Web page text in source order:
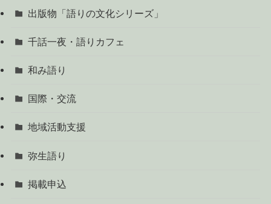
出版物「語りの文化シリーズ」
千話一夜・語りカフェ
和み語り
国際・交流
地域活動支援
弥生語り
掲載申込